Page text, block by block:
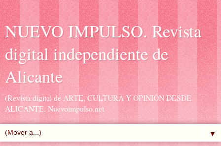
NUEVO IMPULSO. Revista
digital independiente de
Alicante
(Revista digital de ARTE, CULTURA Y OPINIÓN DESDE
ALICANTE. Nuevoimpulso.net
▼